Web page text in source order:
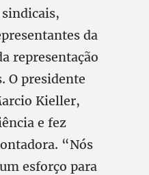
da
representação
O presidente
Kieller,
e fez
“Nós
esforço para